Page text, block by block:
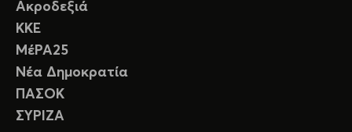
Ακροδεξιά
ΚΚΕ
ΜέΡΑ25
Νέα Δημοκρατία
ΠΑΣΟΚ
ΣΥΡΙΖΑ